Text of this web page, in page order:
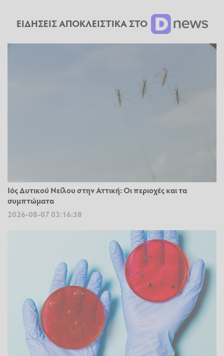
ΕΙΔΗΣΕΙΣ ΑΠΟΚΛΕΙΣΤΙΚΑ ΣΤΟ
Ιός Δυτικού Νείλου στην Αττική: Οι περιοχές και τα
συμπτώματα
2026-08-07 03:16:38